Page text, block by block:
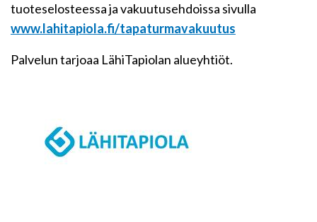
tuoteselosteessa ja vakuutusehdoissa sivulla
www.lahitapiola.fi/tapaturmavakuutus
Palvelun tarjoaa LähiTapiolan alueyhtiöt.